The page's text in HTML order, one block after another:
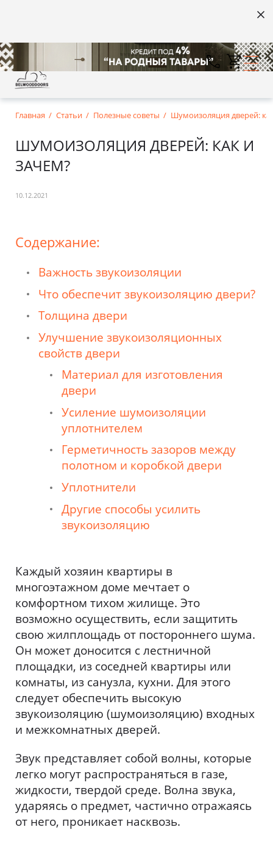
Главная Статьи Полезные советы Шумоизоляция дверей:
ШУМОИЗОЛЯЦИЯ ДВЕРЕЙ: КАК И
ЗАЧЕМ?
10.12.2021
Содержание:
Важность звукоизоляции
Что обеспечит звукоизоляцию двери?
Толщина двери
Улучшение звукоизоляционных
свойств двери
Материал для изготовления
двери
Усиление шумоизоляции
уплотнителем
Герметичность зазоров между
полотном и коробкой двери
Уплотнители
Другие способы усилить
звукоизоляцию
Каждый хозяин квартиры в
многоэтажном доме мечтает о
комфортном тихом жилище. Это
возможно осуществить, если защитить
свою жилплощадь от постороннего шума.
Он может доносится с лестничной
площадки, из соседней квартиры или
комнаты, из санузла, кухни. Для этого
следует обеспечить высокую
звукоизоляцию (шумоизоляцию) входных
и межкомнатных дверей.
Звук представляет собой волны, которые
легко могут распространяться в газе,
жидкости, твердой среде. Волна звука,
ударяясь о предмет, частично отражаясь
от него, проникает насквозь.